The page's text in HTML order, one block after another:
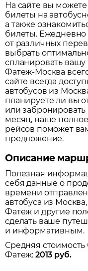
На сайте вы
билеты на
а также
билеты. Ежедневно
от различных
выбрать
спланировать вашу
Фатеж-Москва
сайте всегда
автобусов из
планируете ли вы
или
месяц, наше
рейсов поможет
предложение.
Описание
Полезная
себя данные о
времени
автобуса из Москва
Фатеж и другие
сделать ваше
и информативным.
Средняя стоимость
Фатеж: 2013 руб.